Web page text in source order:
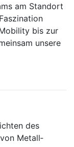
am Standort
bis zur
unsere
des
von Metall­